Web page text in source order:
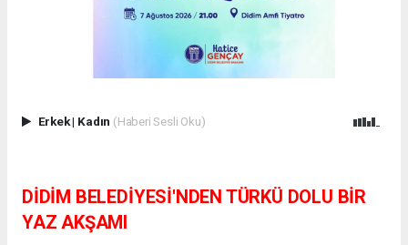
Erkek| Kadın (Haberi Sesli Oku)
DİDİM BELEDİYESİ'NDEN TÜRKÜ DOLU BİR
YAZ AKŞAMI